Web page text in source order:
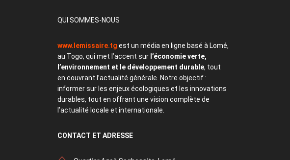
QUI SOMMES-NOUS
www.lemissaire.tg est un média en ligne basé à Lomé,
au Togo, qui met l’accent sur l’économie verte,
l’environnement et le développement durable, tout
en couvrant l’actualité générale. Notre objectif :
informer sur les enjeux écologiques et les innovations
durables, tout en offrant une vision complète de
l’actualité locale et internationale.
CONTACT ET ADRESSE